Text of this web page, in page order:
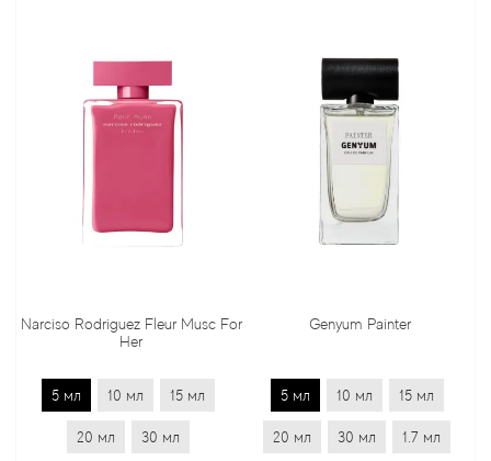
Narciso Rodriguez Fleur Musc For
Her
5 мл 10 мл 15 мл
20 мл 30 мл
Genyum Painter
5 мл 10 мл 15 мл
20 мл 30 мл 1.7 мл